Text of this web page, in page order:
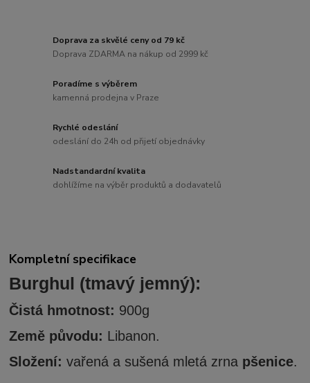
Doprava za skvělé ceny od 79 kč
Doprava ZDARMA na nákup od 2999 kč
Poradíme s výběrem
kamenná prodejna v Praze
Rychlé odeslání
odeslání do 24h od přijetí objednávky
Nadstandardní kvalita
dohlížíme na výběr produktů a dodavatelů
Kompletní specifikace
Burghul (tmavý jemný):
Čistá hmotnost: 900g
Země původu: Libanon.
Složení: vařená a sušená mletá zrna pšenice.